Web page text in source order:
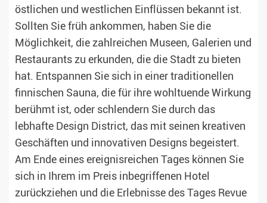
östlichen und westlichen Einflüssen bekannt ist.
Sollten Sie früh ankommen, haben Sie die
Möglichkeit, die zahlreichen Museen, Galerien und
Restaurants zu erkunden, die die Stadt zu bieten
hat. Entspannen Sie sich in einer traditionellen
finnischen Sauna, die für ihre wohltuende Wirkung
berühmt ist, oder schlendern Sie durch das
lebhafte Design District, das mit seinen kreativen
Geschäften und innovativen Designs begeistert.
Am Ende eines ereignisreichen Tages können Sie
sich in Ihrem im Preis inbegriffenen Hotel
zurückziehen und die Erlebnisse des Tages Revue